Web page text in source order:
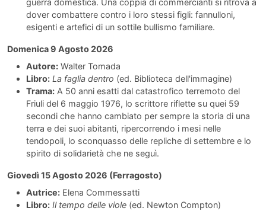
dover combattere contro i loro stessi figli: fannulloni,
esigenti e artefici di un sottile bullismo familiare.
Domenica 9 Agosto 2026
Autore: Walter Tomada
Libro: La faglia dentro (ed. Biblioteca dell'immagine)
Trama: A 50 anni esatti dal catastrofico terremoto del
Friuli del 6 maggio 1976, lo scrittore riflette su quei 59
secondi che hanno cambiato per sempre la storia di una
terra e dei suoi abitanti, ripercorrendo i mesi nelle
tendopoli, lo sconquasso delle repliche di settembre e lo
spirito di solidarietà che ne seguì.
Giovedì 15 Agosto 2026 (Ferragosto)
Autrice: Elena Commessatti
Libro: Il tempo delle viole (ed. Newton Compton)